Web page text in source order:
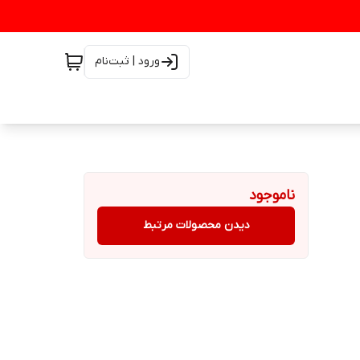
ورود | ثبت‌نام
ناموجود
دیدن محصولات مرتبط